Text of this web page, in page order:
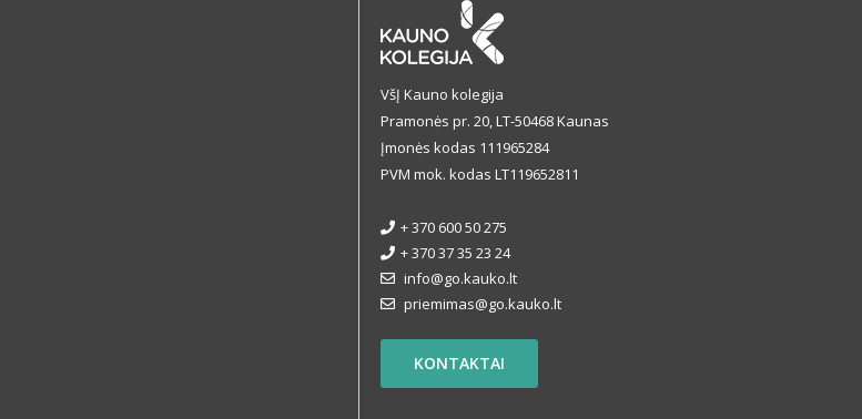
VšĮ Kauno kolegija
Pramonės pr. 20, LT-50468 Kaunas
Įmonės kodas 111965284
PVM mok. kodas LT119652811
+ 370 600 50 275
+ 370 37 35 23 24
info@go.kauko.lt
priemimas@go.kauko.lt
KONTAKTAI